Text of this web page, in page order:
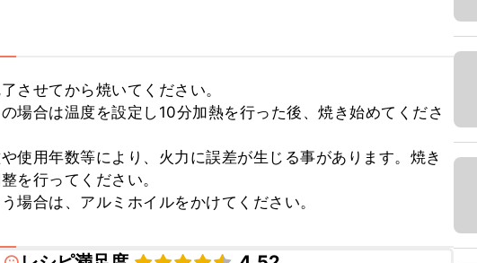
させてから焼いてください。
場合は温度を設定し10分加熱を行った後、焼き始めてくださ
使用年数等により、火力に誤差が生じる事があります。焼き
を行ってください。
場合は、アルミホイルをかけてください。